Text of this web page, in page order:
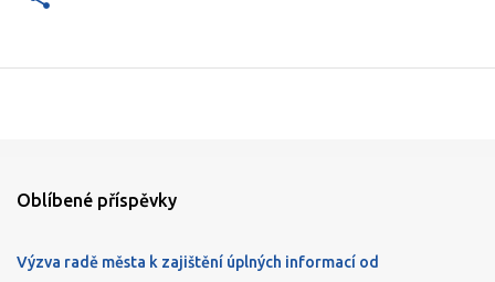
Oblíbené příspěvky
Výzva radě města k zajištění úplných informací od